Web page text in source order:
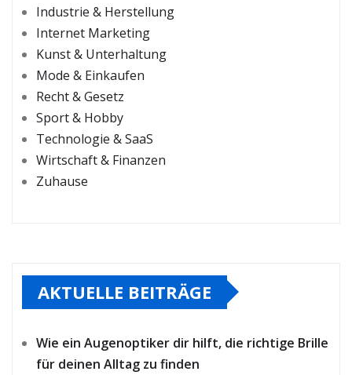
Industrie & Herstellung
Internet Marketing
Kunst & Unterhaltung
Mode & Einkaufen
Recht & Gesetz
Sport & Hobby
Technologie & SaaS
Wirtschaft & Finanzen
Zuhause
AKTUELLE BEITRÄGE
Wie ein Augenoptiker dir hilft, die richtige Brille
für deinen Alltag zu finden